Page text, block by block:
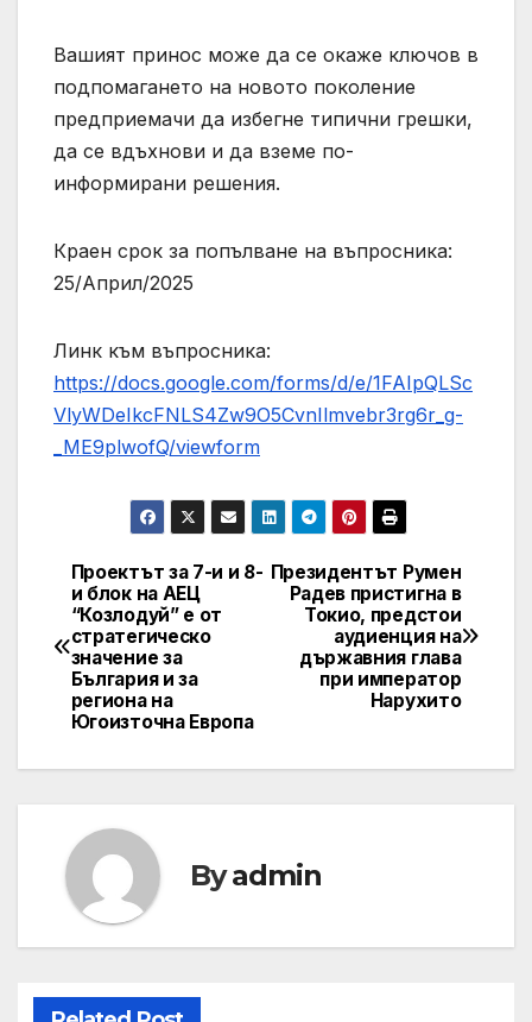
Вашият принос може да се окаже ключов в
подпомагането на новото поколение
предприемачи да избегне типични грешки,
да се вдъхнови и да вземе по-
информирани решения.
Краен срок за попълване на въпросника:
25/Април/2025
Линк към въпросника:
https://docs.google.com/forms/d/e/1FAIpQLSc
VlyWDeIkcFNLS4Zw9O5CvnIlmvebr3rg6r_g-
_ME9plwofQ/viewform
Post
navigation
Президентът Румен
Радев пристигна в
Токио, предстои
аудиенция на
държавния глава
при император
Нарухито
Проектът за 7-и и 8-
и блок на АЕЦ
“Козлодуй” е от
стратегическо
значение за
България и за
региона на
Югоизточна Европа
Byadmin